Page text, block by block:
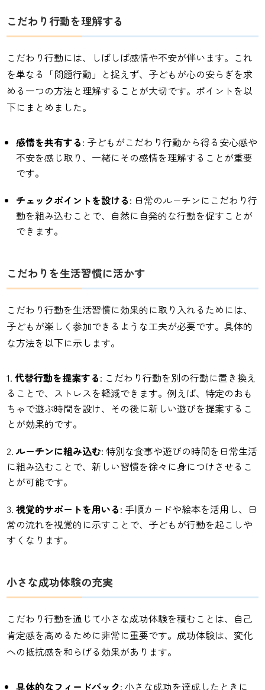
こだわり行動を理解する
こだわり行動には、しばしば感情や不安が伴います。これ
を単なる「問題行動」と捉えず、子どもが心の安らぎを求
める一つの方法と理解することが大切です。ポイントを以
下にまとめました。
感情を共有する: 子どもがこだわり行動から得る安心感や
不安を感じ取り、一緒にその感情を理解することが重要
です。
チェックポイントを設ける: 日常のルーチンにこだわり行
動を組み込むことで、自然に自発的な行動を促すことが
できます。
こだわりを生活習慣に活かす
こだわり行動を生活習慣に効果的に取り入れるためには、
子どもが楽しく参加できるような工夫が必要です。具体的
な方法を以下に示します。
代替行動を提案する: こだわり行動を別の行動に置き換え
ることで、ストレスを軽減できます。例えば、特定のおも
ちゃで遊ぶ時間を設け、その後に新しい遊びを提案するこ
とが効果的です。
ルーチンに組み込む: 特別な食事や遊びの時間を日常生活
に組み込むことで、新しい習慣を徐々に身につけさせるこ
とが可能です。
視覚的サポートを用いる: 手順カードや絵本を活用し、日
常の流れを視覚的に示すことで、子どもが行動を起こしや
すくなります。
小さな成功体験の充実
こだわり行動を通じて小さな成功体験を積むことは、自己
肯定感を高めるために非常に重要です。成功体験は、変化
への抵抗感を和らげる効果があります。
具体的なフィードバック: 小さな成功を達成したときに